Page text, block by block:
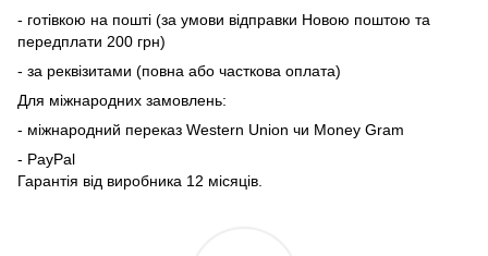
- готівкою на пошті (за умови відправки Новою поштою та
передплати 200 грн)
- за реквізитами (повна або часткова оплата)
Для міжнародних замовлень:
- міжнародний переказ Western Union чи Money Gram
- PayPal
Гарантія від виробника 12 місяців.